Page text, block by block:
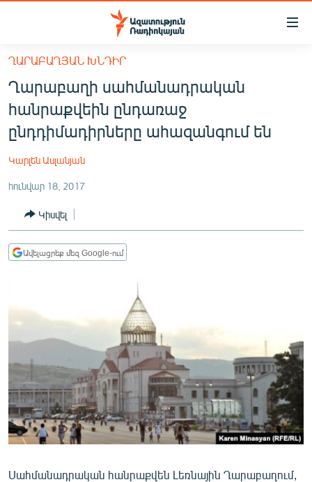
Մատչելիության
հիմնական
բովանդակությանը
Անցնել
հիմնական
մենյուին
ՀԱՅԱՍՏԱՆ
ՔԱՂԱՔԱԿԱՆ
ՏՆՏԵՍՈՒԹՅՈՒՆ
ՂԱՐԱԲԱՂ
ՄԻՋԱԶԳԱՅԻՆ
ՍՊՈՐՏ
ՄԵԿՆԱԲԱՆՈՒԹՅՈՒՆ
ՏՏ ԵՒ ԻՆՏԵՐՆԵՏ
ԱՐԽԻՎ
ՂԱՐԱԲԱՂՅԱՆ ԽՆԴԻՐ
Ղարաբաղի սահմանադրական
հանրաքվեին ընդառաջ
ընդդիմադիրները ահազանգում են
Կարլեն Ասլանյան
հունվար 18, 2017
Կիսվել
Ավելացրեք մեզ Google-ում
Սահմանադրական հանրաքվեն Լեռնային Ղարաբաղում,